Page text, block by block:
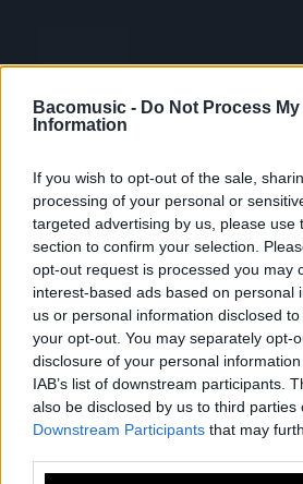
Bacomusic - Do Not Process My
Information
If you wish to opt-out of the sale,
processing of your personal or
targeted advertising by us, please use
section to confirm your selection.
opt-out request is processed you may
interest-based ads based on personal
us or personal information disclosed
your opt-out. You may separately opt-
disclosure of your personal
IAB’s list of downstream participants.
also be disclosed by us to third parties
Downstream Participants that may